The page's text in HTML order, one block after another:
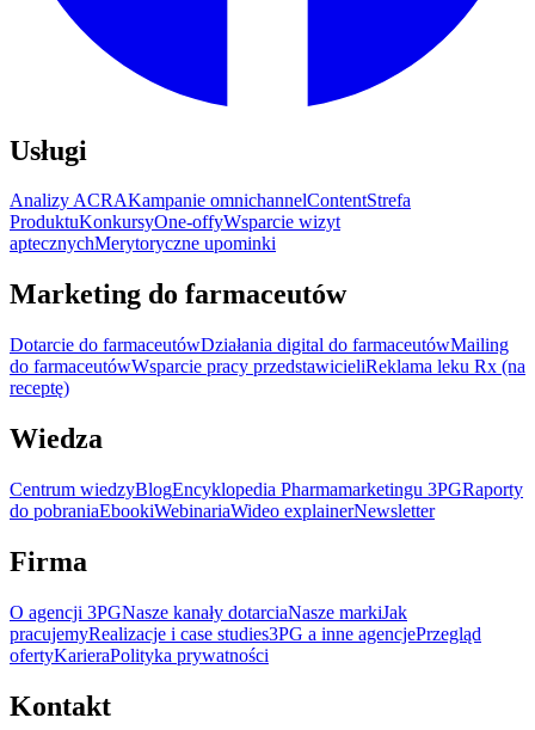
Usługi
Analizy ACRAKampanie omnichannelContentStrefa
ProduktuKonkursyOne-offyWsparcie wizyt
aptecznychMerytoryczne upominki
Marketing do farmaceutów
Dotarcie do farmaceutówDziałania digital do farmaceutówMailing
do farmaceutówWsparcie pracy przedstawicieliReklama leku Rx (na
receptę)
Wiedza
Centrum wiedzyBlogEncyklopedia Pharmamarketingu 3PGRaporty
do pobraniaEbookiWebinariaWideo explainerNewsletter
Firma
O agencji 3PGNasze kanały dotarciaNasze markiJak
pracujemyRealizacje i case studies3PG a inne agencjePrzegląd
ofertyKarieraPolityka prywatności
Kontakt